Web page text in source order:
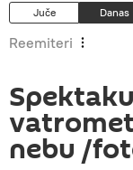
Juče Danas
Reemiteri
nebu /